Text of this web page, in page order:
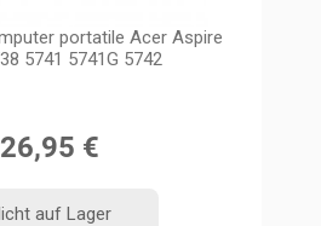
portatile Acer Aspire
5741 5741G 5742
26,95 €
auf Lager